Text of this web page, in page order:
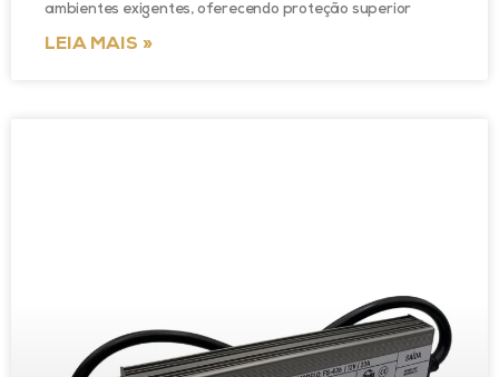
ambientes exigentes, oferecendo proteção superior
LEIA MAIS »